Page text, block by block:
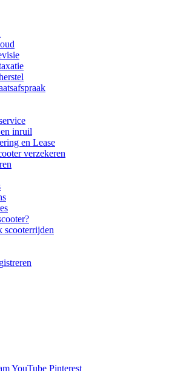
inruil
en Lease
verzekeren
scooterrijden
YouTube Pinterest